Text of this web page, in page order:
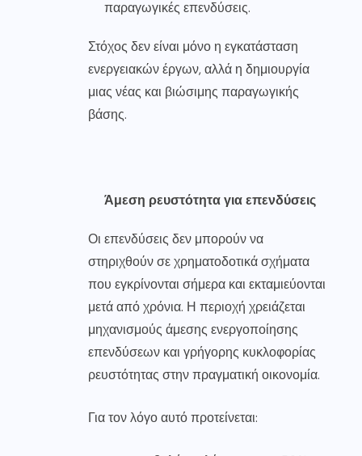
παραγωγικές επενδύσεις.
Στόχος δεν είναι μόνο η εγκατάσταση
ενεργειακών έργων, αλλά η δημιουργία
μιας νέας και βιώσιμης παραγωγικής
βάσης.
Άμεση ρευστότητα για επενδύσεις
Οι επενδύσεις δεν μπορούν να
στηριχθούν σε χρηματοδοτικά σχήματα
που εγκρίνονται σήμερα και εκταμιεύονται
μετά από χρόνια. Η περιοχή χρειάζεται
μηχανισμούς άμεσης ενεργοποίησης
επενδύσεων και γρήγορης κυκλοφορίας
ρευστότητας στην πραγματική οικονομία.
Για τον λόγο αυτό προτείνεται: